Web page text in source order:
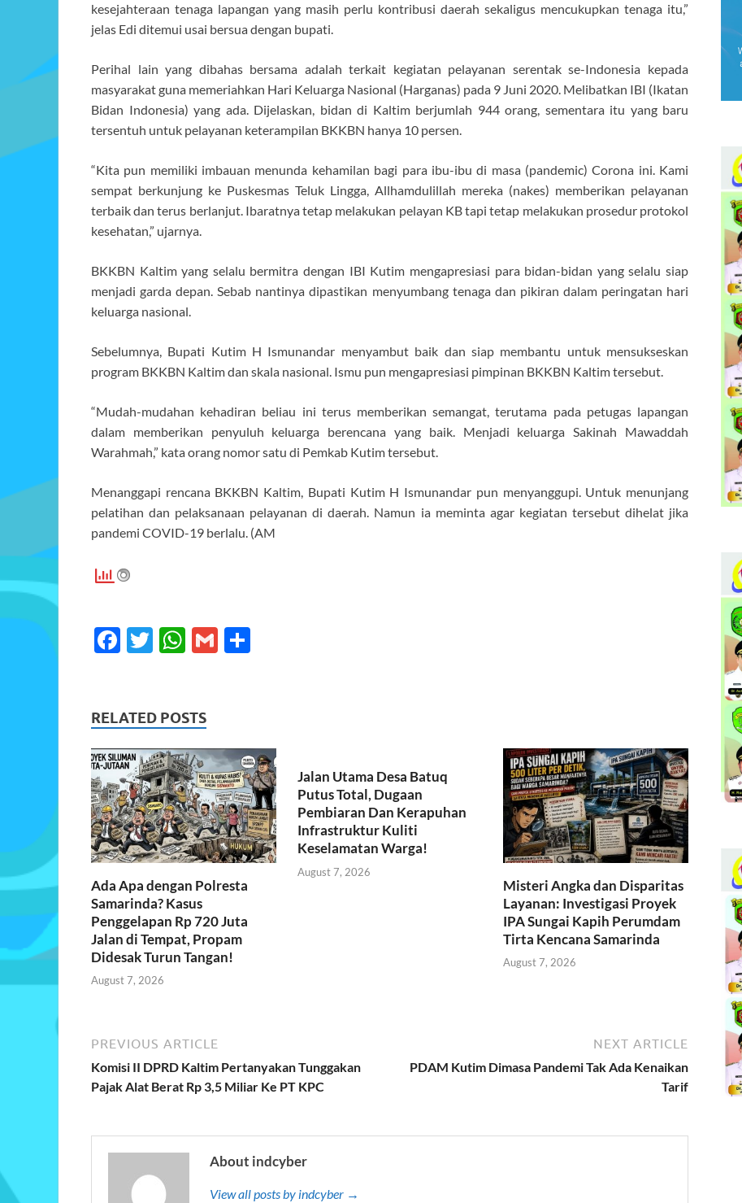
kesejahteraan tenaga lapangan yang masih perlu kontribusi daerah sekaligus mencukupkan tenaga itu,”
jelas Edi ditemui usai bersua dengan bupati.
Perihal lain yang dibahas bersama adalah terkait kegiatan pelayanan serentak se-Indonesia kepada
masyarakat guna memeriahkan Hari Keluarga Nasional (Harganas) pada 9 Juni 2020. Melibatkan IBI (Ikatan
Bidan Indonesia) yang ada. Dijelaskan, bidan di Kaltim berjumlah 944 orang, sementara itu yang baru
tersentuh untuk pelayanan keterampilan BKKBN hanya 10 persen.
“Kita pun memiliki imbauan menunda kehamilan bagi para ibu-ibu di masa (pandemic) Corona ini. Kami
sempat berkunjung ke Puskesmas Teluk Lingga, Allhamdulillah mereka (nakes) memberikan pelayanan
terbaik dan terus berlanjut. Ibaratnya tetap melakukan pelayan KB tapi tetap melakukan prosedur protokol
kesehatan,” ujarnya.
BKKBN Kaltim yang selalu bermitra dengan IBI Kutim mengapresiasi para bidan-bidan yang selalu siap
menjadi garda depan. Sebab nantinya dipastikan menyumbang tenaga dan pikiran dalam peringatan hari
keluarga nasional.
Sebelumnya, Bupati Kutim H Ismunandar menyambut baik dan siap membantu untuk mensukseskan
program BKKBN Kaltim dan skala nasional. Ismu pun mengapresiasi pimpinan BKKBN Kaltim tersebut.
“Mudah-mudahan kehadiran beliau ini terus memberikan semangat, terutama pada petugas lapangan
dalam memberikan penyuluh keluarga berencana yang baik. Menjadi keluarga Sakinah Mawaddah
Warahmah,” kata orang nomor satu di Pemkab Kutim tersebut.
Menanggapi rencana BKKBN Kaltim, Bupati Kutim H Ismunandar pun menyanggupi. Untuk menunjang
pelatihan dan pelaksanaan pelayanan di daerah. Namun ia meminta agar kegiatan tersebut dihelat jika
pandemi COVID-19 berlalu. (AM
F
b
o
o
k
T
er
W
s
A
p
p
G
RELATED POSTS
Ada Apa dengan Polresta
Samarinda? Kasus
Penggelapan Rp 720 Juta
Jalan di Tempat, Propam
Didesak Turun Tangan!
August 7, 2026
Jalan Utama Desa Batuq
Putus Total, Dugaan
Pembiaran Dan Kerapuhan
Infrastruktur Kuliti
Keselamatan Warga!
August 7, 2026
Misteri Angka dan Disparitas
Layanan: Investigasi Proyek
IPA Sungai Kapih Perumdam
Tirta Kencana Samarinda
August 7, 2026
PREVIOUS ARTICLE
Komisi II DPRD Kaltim Pertanyakan Tunggakan
Pajak Alat Berat Rp 3,5 Miliar Ke PT KPC
NEXT ARTICLE
PDAM Kutim Dimasa Pandemi Tak Ada Kenaikan
Tarif
About indcyber
View all posts by indcyber →